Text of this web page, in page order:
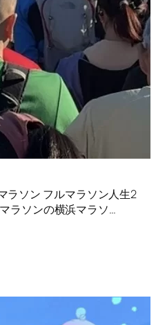
ラソン フルマラソン人生2
ラソンの横浜マラソ…